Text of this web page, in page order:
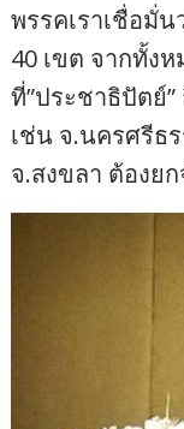
พรรคเราเชื่อมั่
40 เขต จากทั้ง
ที่”ประชาธิปัตย์”
เช่น จ.นครศรีธ
จ.สงขลา ต้องยก